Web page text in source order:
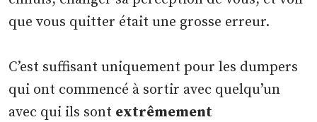
que vous quitter était une grosse erreur.
C’est suffisant uniquement pour les dumpers
qui ont commencé à sortir avec quelqu’un
avec qui ils sont extrêmement